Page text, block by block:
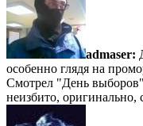
admaser:
особенно глядя на
Смотрел "День
неизбито,